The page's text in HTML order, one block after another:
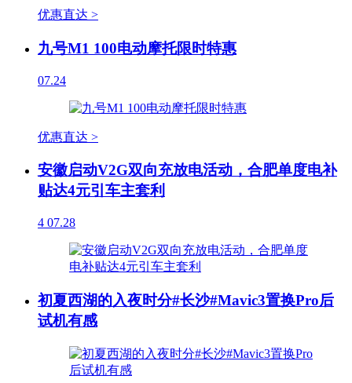
优惠直达 >
九号M1 100电动摩托限时特惠
07.24
优惠直达 >
安徽启动V2G双向充放电活动，合肥单度电补
贴达4元引车主套利
4 07.28
初夏西湖的入夜时分#长沙#Mavic3置换Pro后
试机有感